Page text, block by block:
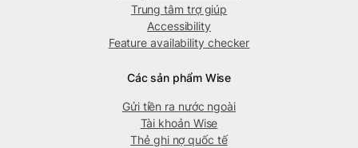
Trung tâm trợ giúp
Accessibility
Feature availability checker
Các sản phẩm Wise
Gửi tiền ra nước ngoài
Tài khoản Wise
Thẻ ghi nợ quốc tế